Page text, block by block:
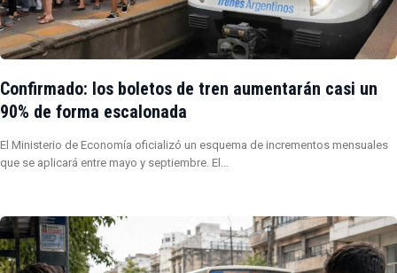
Confirmado: los boletos de tren aumentarán casi un
90% de forma escalonada
El Ministerio de Economía oficializó un esquema de incrementos mensuales
que se aplicará entre mayo y septiembre. El…